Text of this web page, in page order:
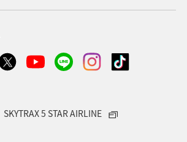
SKYTRAX 5 STAR AIRLINE